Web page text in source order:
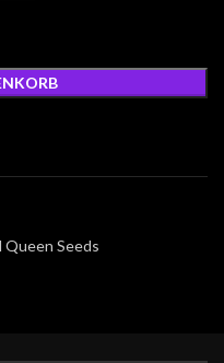
Queen Seeds